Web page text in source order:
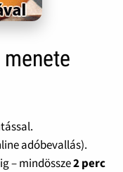
adóbevallás).
– mindössze2 perc